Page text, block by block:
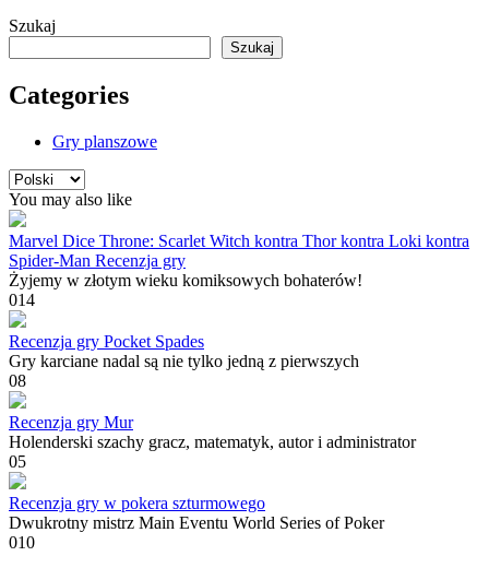
Szukaj
Szukaj
Categories
Gry planszowe
Wybierz
język
You may also like
Marvel Dice Throne: Scarlet Witch kontra Thor kontra Loki kontra
Spider-Man Recenzja gry
Żyjemy w złotym wieku komiksowych bohaterów!
014
Recenzja gry Pocket Spades
Gry karciane nadal są nie tylko jedną z pierwszych
08
Recenzja gry Mur
Holenderski szachy gracz, matematyk, autor i administrator
05
Recenzja gry w pokera szturmowego
Dwukrotny mistrz Main Eventu World Series of Poker
010